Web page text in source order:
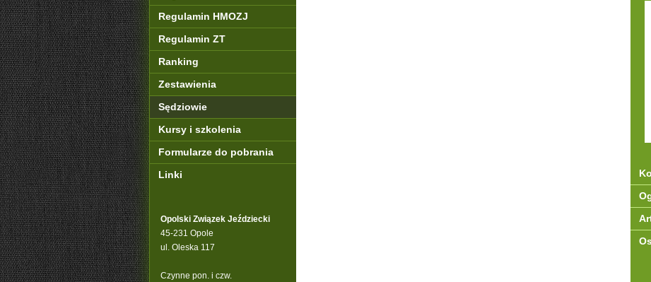
Regulamin HMOZJ
Regulamin ZT
Ranking
Zestawienia
Sędziowie
Kursy i szkolenia
Formularze do pobrania
Linki
Opolski Związek Jeździecki
45-231 Opole
ul. Oleska 117
Czynne pon. i czw.